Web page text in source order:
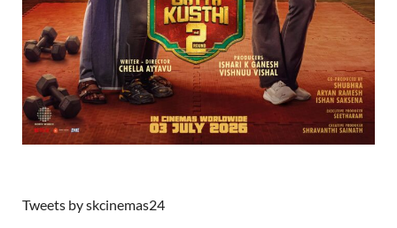
Tweets by skcinemas24